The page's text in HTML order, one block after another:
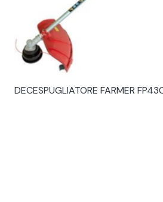
DECESPUGLIATORE FARMER